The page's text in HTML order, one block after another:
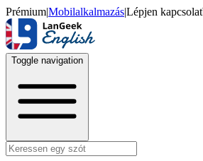
Prémium|Mobilalkalmazás|Lépjen
Toggle navigation